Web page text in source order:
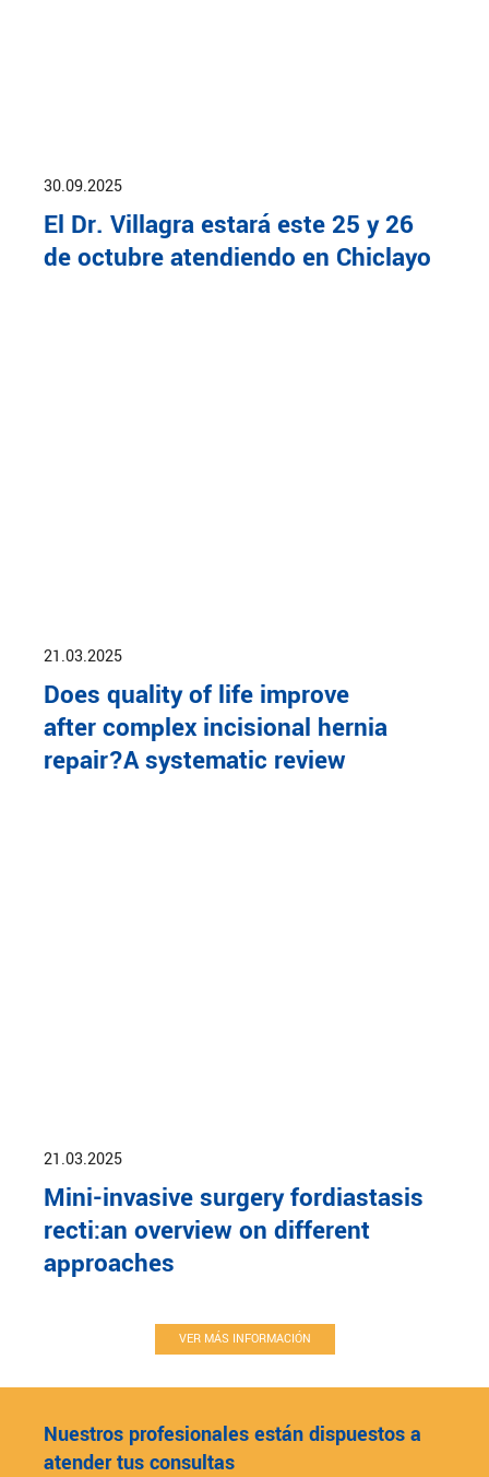
30.09.2025
El Dr. Villagra estará este 25 y 26
de octubre atendiendo en Chiclayo
21.03.2025
Does quality of life improve
after complex incisional hernia
repair?A systematic review
21.03.2025
Mini-invasive surgery fordiastasis
recti:an overview on different
approaches
VER MÁS INFORMACIÓN
Nuestros profesionales están dispuestos a
atender tus consultas